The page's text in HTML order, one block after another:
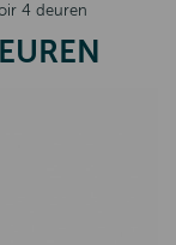
4 deuren